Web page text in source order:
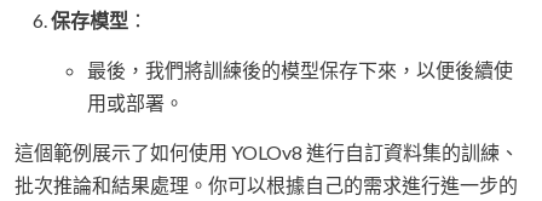
保存模型 ：
最後，我們將訓練後的模型保存下來，以便後續使
用或部署。
這個範例展示了如何使用 YOLOv8 進行自訂資料集的訓練、
批次推論和結果處理。你可以根據自己的需求進行進一步的